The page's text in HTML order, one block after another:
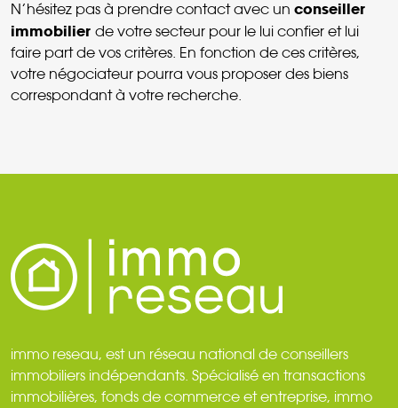
N’hésitez pas à prendre contact avec un conseiller
immobilier de votre secteur pour le lui confier et lui
faire part de vos critères. En fonction de ces critères,
votre négociateur pourra vous proposer des biens
correspondant à votre recherche.
immo reseau, est un réseau national de conseillers
immobiliers indépendants. Spécialisé en transactions
immobilières, fonds de commerce et entreprise, immo